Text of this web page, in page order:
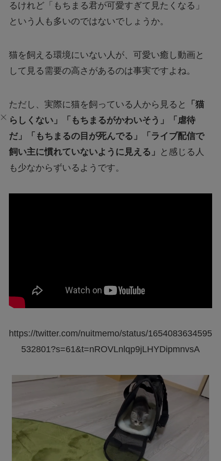
るけれど「もちまる君が可愛すぎて見たくなる」
という人も多いのではないでしょうか。
猫を飼える環境にいない人が、可愛い癒し動画と
して見る需要の高さがあるのは事実ですよね。
ただし、実際に猫を飼っている人から見ると
「猫
らしくない」「もちまるがかわいそう」「虐待
だ」「もちまるの目が死んでる」「ライブ配信で
飼い主に慣れていないように見える」
と感じる人
も少なからずいるようです。
https://twitter.com/nuitmemo/status/1654083634595
532801?s=61&t=nROVLnlqp9jLHYDipmnvsA